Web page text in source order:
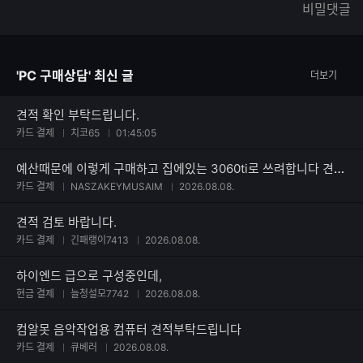
능
수
비밀댓글
'PC 구매상담' 최신 글 더보기
견적 확인 부탁드립니다.
카드 결제 치코65 01:45:05
예산때문에 이렇게 구매하고 집에있는 3060ti로 쓰려합니다 견적부탁드려요
카드 결제 NASZAKEYMUSAIM 2026.08.08.
견적 검토 바랍니다.
카드 결제 긴패랭이7413 2026.08.08.
하이엔드 급으로 구성중인데,
현금 결제 늘청설모7742 2026.08.08.
컴알못 음악작업용 컴퓨터 견적부탁드립니다
카드 결제 큐베러 2026.08.08.